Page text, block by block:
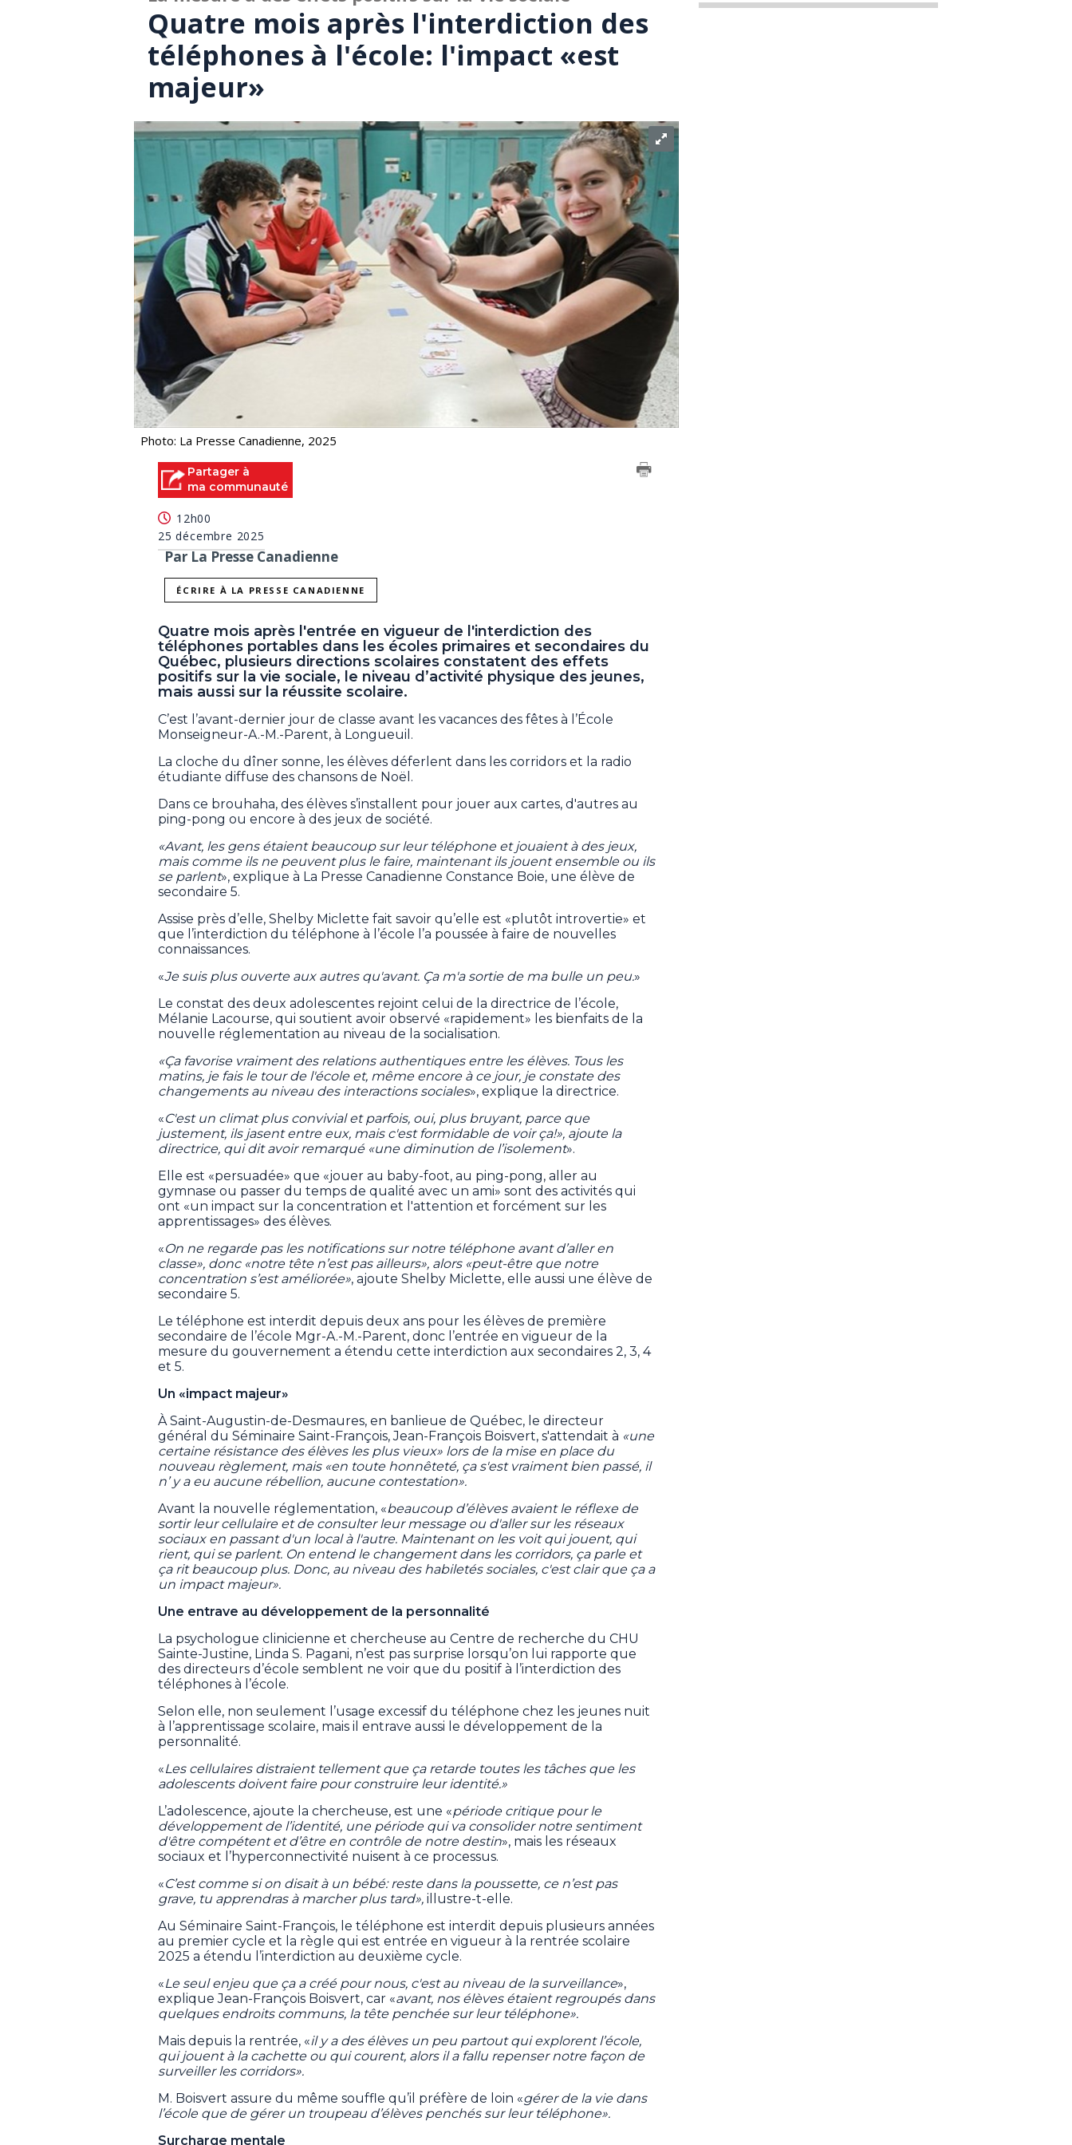
Quatre mois après l'interdiction des
téléphones à l'école: l'impact «est
majeur»
Photo: La Presse Canadienne, 2025
Partager à
ma communauté
12h00
25 décembre 2025
Par La Presse Canadienne
ÉCRIRE À LA PRESSE CANADIENNE
Quatre mois après l'entrée en vigueur de l'interdiction des
téléphones portables dans les écoles primaires et secondaires du
Québec, plusieurs directions scolaires constatent des effets
positifs sur la vie sociale, le niveau d’activité physique des jeunes,
mais aussi sur la réussite scolaire.
C’est l’avant-dernier jour de classe avant les vacances des fêtes à l’École
Monseigneur-A.-M.-Parent, à Longueuil.
La cloche du dîner sonne, les élèves déferlent dans les corridors et la radio
étudiante diffuse des chansons de Noël.
Dans ce brouhaha, des élèves s’installent pour jouer aux cartes, d'autres au
ping-pong ou encore à des jeux de société.
«Avant, les gens étaient beaucoup sur leur téléphone et jouaient à des jeux,
mais comme ils ne peuvent plus le faire, maintenant ils jouent ensemble ou ils
se parlent», explique à La Presse Canadienne Constance Boie, une élève de
secondaire 5.
Assise près d’elle, Shelby Miclette fait savoir qu’elle est «plutôt introvertie» et
que l’interdiction du téléphone à l’école l’a poussée à faire de nouvelles
connaissances.
«Je suis plus ouverte aux autres qu'avant. Ça m'a sortie de ma bulle un peu.»
Le constat des deux adolescentes rejoint celui de la directrice de l’école,
Mélanie Lacourse, qui soutient avoir observé «rapidement» les bienfaits de la
nouvelle réglementation au niveau de la socialisation.
«Ça favorise vraiment des relations authentiques entre les élèves. Tous les
matins, je fais le tour de l'école et, même encore à ce jour, je constate des
changements au niveau des interactions sociales», explique la directrice.
«C'est un climat plus convivial et parfois, oui, plus bruyant, parce que
justement, ils jasent entre eux, mais c'est formidable de voir ça!», ajoute la
directrice, qui dit avoir remarqué «une diminution de l’isolement».
Elle est «persuadée» que «jouer au baby-foot, au ping-pong, aller au
gymnase ou passer du temps de qualité avec un ami» sont des activités qui
ont «un impact sur la concentration et l'attention et forcément sur les
apprentissages» des élèves.
«On ne regarde pas les notifications sur notre téléphone avant d’aller en
classe», donc «notre tête n’est pas ailleurs», alors «peut-être que notre
concentration s’est améliorée», ajoute Shelby Miclette, elle aussi une élève de
secondaire 5.
Le téléphone est interdit depuis deux ans pour les élèves de première
secondaire de l’école Mgr-A.-M.-Parent, donc l’entrée en vigueur de la
mesure du gouvernement a étendu cette interdiction aux secondaires 2, 3, 4
et 5.
Un «impact majeur»
À Saint-Augustin-de-Desmaures, en banlieue de Québec, le directeur
général du Séminaire Saint-François, Jean-François Boisvert, s'attendait à «une
certaine résistance des élèves les plus vieux» lors de la mise en place du
nouveau règlement, mais «en toute honnêteté, ça s'est vraiment bien passé, il
n’ y a eu aucune rébellion, aucune contestation».
Avant la nouvelle réglementation, «beaucoup d’élèves avaient le réflexe de
sortir leur cellulaire et de consulter leur message ou d'aller sur les réseaux
sociaux en passant d'un local à l'autre. Maintenant on les voit qui jouent, qui
rient, qui se parlent. On entend le changement dans les corridors, ça parle et
ça rit beaucoup plus. Donc, au niveau des habiletés sociales, c'est clair que ça a
un impact majeur».
Une entrave au développement de la personnalité
La psychologue clinicienne et chercheuse au Centre de recherche du CHU
Sainte-Justine, Linda S. Pagani, n’est pas surprise lorsqu’on lui rapporte que
des directeurs d’école semblent ne voir que du positif à l’interdiction des
téléphones à l’école.
Selon elle, non seulement l’usage excessif du téléphone chez les jeunes nuit
à l’apprentissage scolaire, mais il entrave aussi le développement de la
personnalité.
«Les cellulaires distraient tellement que ça retarde toutes les tâches que les
adolescents doivent faire pour construire leur identité.»
L’adolescence, ajoute la chercheuse, est une «période critique pour le
développement de l’identité, une période qui va consolider notre sentiment
d'être compétent et d’être en contrôle de notre destin», mais les réseaux
sociaux et l’hyperconnectivité nuisent à ce processus.
«C’est comme si on disait à un bébé: reste dans la poussette, ce n’est pas
grave, tu apprendras à marcher plus tard», illustre-t-elle.
Au Séminaire Saint-François, le téléphone est interdit depuis plusieurs années
au premier cycle et la règle qui est entrée en vigueur à la rentrée scolaire
2025 a étendu l’interdiction au deuxième cycle.
«Le seul enjeu que ça a créé pour nous, c'est au niveau de la surveillance»,
explique Jean-François Boisvert, car «avant, nos élèves étaient regroupés dans
quelques endroits communs, la tête penchée sur leur téléphone».
Mais depuis la rentrée, «il y a des élèves un peu partout qui explorent l’école,
qui jouent à la cachette ou qui courent, alors il a fallu repenser notre façon de
surveiller les corridors».
M. Boisvert assure du même souffle qu’il préfère de loin «gérer de la vie dans
l’école que de gérer un troupeau d’élèves penchés sur leur téléphone».
Surcharge mentale